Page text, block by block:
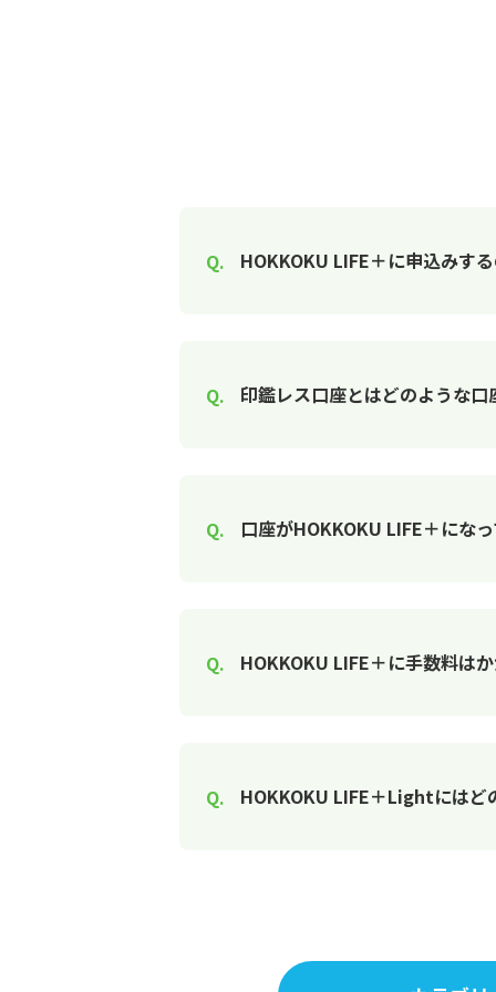
HOKKOKU LIFE＋に申込みす
印鑑レス口座とはどのような口
口座がHOKKOKU LIFE＋にな
HOKKOKU LIFE＋に手数料は
HOKKOKU LIFE＋Lightにはど